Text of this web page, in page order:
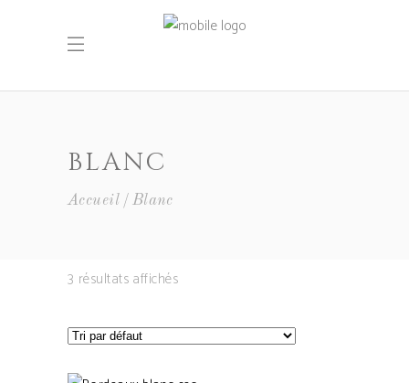
BLANC
Accueil Blanc
3 résultats affichés
AJOUTER AU PANIER